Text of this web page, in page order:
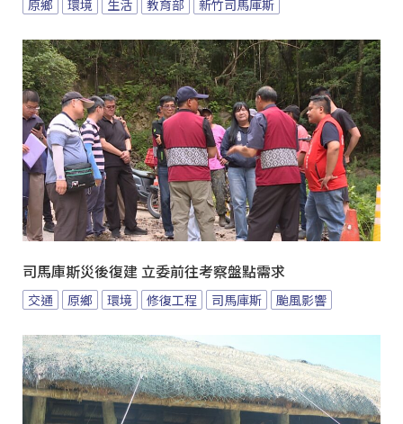
原鄉 環境 生活 教育部 新竹司馬庫斯
司馬庫斯災後復建 立委前往考察盤點需求
交通 原鄉 環境 修復工程 司馬庫斯 颱風影響